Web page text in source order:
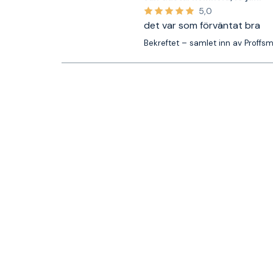
5,0
det var som förväntat bra
Bekreftet – samlet inn av